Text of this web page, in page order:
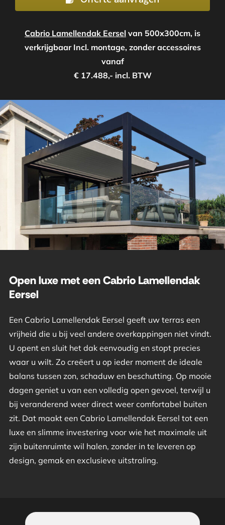
Cabrio Lamellendak Eersel van 500x300cm, is
verkrijgbaar Incl. montage, zonder accessoires
vanaf
€ 17.488,- incl. BTW
Open luxe met een Cabrio Lamellendak
Eersel
Een Cabrio Lamellendak Eersel geeft uw terras een
vrijheid die u bij veel andere overkappingen niet vindt.
U opent en sluit het dak eenvoudig en stopt precies
waar u wilt. Zo creëert u op ieder moment de ideale
balans tussen zon, schaduw en beschutting. Op mooie
dagen geniet u van een volledig open gevoel, terwijl u
bij veranderend weer direct weer comfortabel buiten
zit. Dat maakt een Cabrio Lamellendak Eersel tot een
luxe en slimme investering voor wie het maximale uit
zijn buitenruimte wil halen, zonder in te leveren op
design, gemak en exclusieve uitstraling.